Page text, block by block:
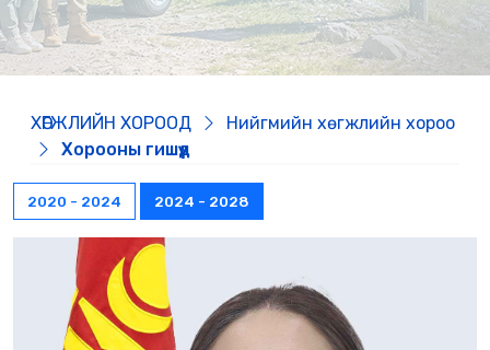
ХӨГЖЛИЙН ХОРООД
Нийгмийн хөгжлийн хороо
Хорооны гишүүд
2020 - 2024 2024 - 2028